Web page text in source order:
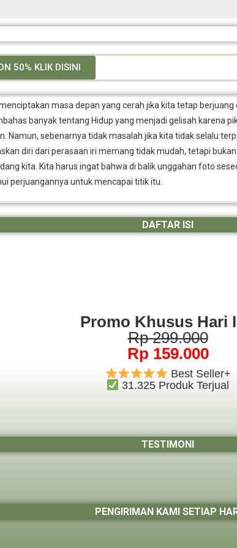
50% KLIK DISINI
masa depan yang cerah jika kita tetap berjuang
banyak tentang Hidup yang menjadi gelisah karena
Namun, sebenarnya tidak masalah jika kita tidak selalu
diri dari perasaan iri memang tidak mudah, tetapi
kita. Kita harus ingat bahwa di balik unggahan foto
perjuangannya untuk mencapai titik itu.
DAFTAR ISI
Promo Khusus Hari
Rp 299.000
Rp 159.000
Best Seller+
31.325 Produk Terjual
TESTIMONI
PENGIRIMAN KAMI SETIAP